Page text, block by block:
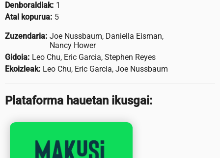
Denboraldiak: 1
Atal kopurua: 5
Zuzendaria: Joe Nussbaum, Daniella Eisman,
Nancy Hower
Gidoia: Leo Chu, Eric Garcia, Stephen Reyes
Ekoizleak: Leo Chu, Eric Garcia, Joe Nussbaum
Plataforma hauetan ikusgai: